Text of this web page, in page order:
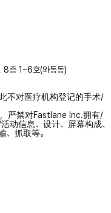
층 1~6호(와동동)
不对医疗机构登记的手术/
严禁对Fastlane Inc.拥有/
动信息、设计、屏幕构成、
抓取等。